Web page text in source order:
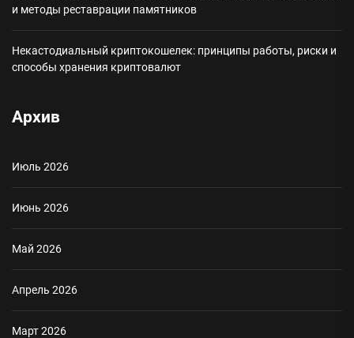
и методы реставрации памятников
Некастодиальный криптокошелек: принципы работы, риски и
способы хранения криптовалют
Архив
Июль 2026
Июнь 2026
Май 2026
Апрель 2026
Март 2026